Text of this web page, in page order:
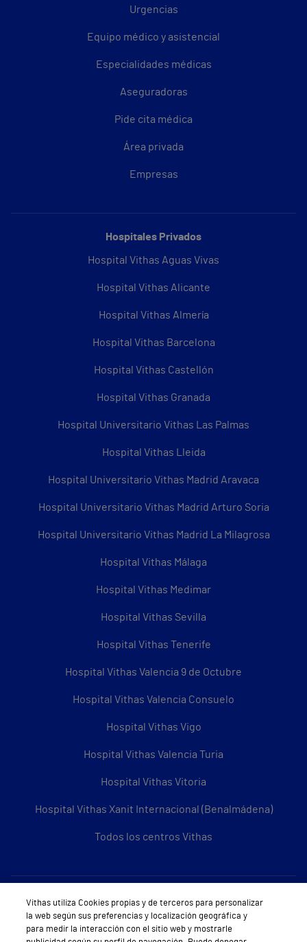
Urgencias
Equipo médico y asistencial
Especialidades médicas
Aseguradoras
Pide cita médica
Área privada
Empresas
Hospitales Privados
Hospital Vithas Aguas Vivas
Hospital Vithas Alicante
Hospital Vithas Almería
Hospital Vithas Barcelona
Hospital Vithas Castellón
Hospital Vithas Granada
Hospital Universitario Vithas Las Palmas
Hospital Vithas Lleida
Hospital Universitario Vithas Madrid Aravaca
Hospital Universitario Vithas Madrid Arturo Soria
Hospital Universitario Vithas Madrid La Milagrosa
Hospital Vithas Málaga
Hospital Vithas Medimar
Hospital Vithas Sevilla
Hospital Vithas Tenerife
Hospital Vithas Valencia 9 de Octubre
Hospital Vithas Valencia Consuelo
Hospital Vithas Vigo
Hospital Vithas Valencia Turia
Hospital Vithas Vitoria
Hospital Vithas Xanit Internacional (Benalmádena)
Todos los centros Vithas
Sobre Vithas
Quiénes somos
Vithas utiliza Cookies propias y de terceros para personalizar
la web según sus preferencias y localización geográfica y
para medir la interacción con el sitio web y mostrarle